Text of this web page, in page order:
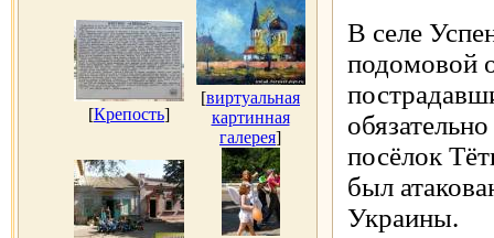
[Крепость]
[виртуальная
картинная
галерея]
В селе
подомовой
посёлок
был
Украины.